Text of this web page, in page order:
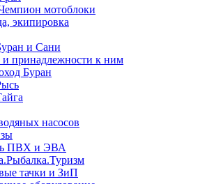
мотоблоки
экипировка
и Сани
принадлежности к ним
Буран
насосов
ПВХ и ЭВА
тачки и ЗиП